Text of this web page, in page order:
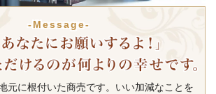
-Message-
元に根付いた商売です。いい加減なことを